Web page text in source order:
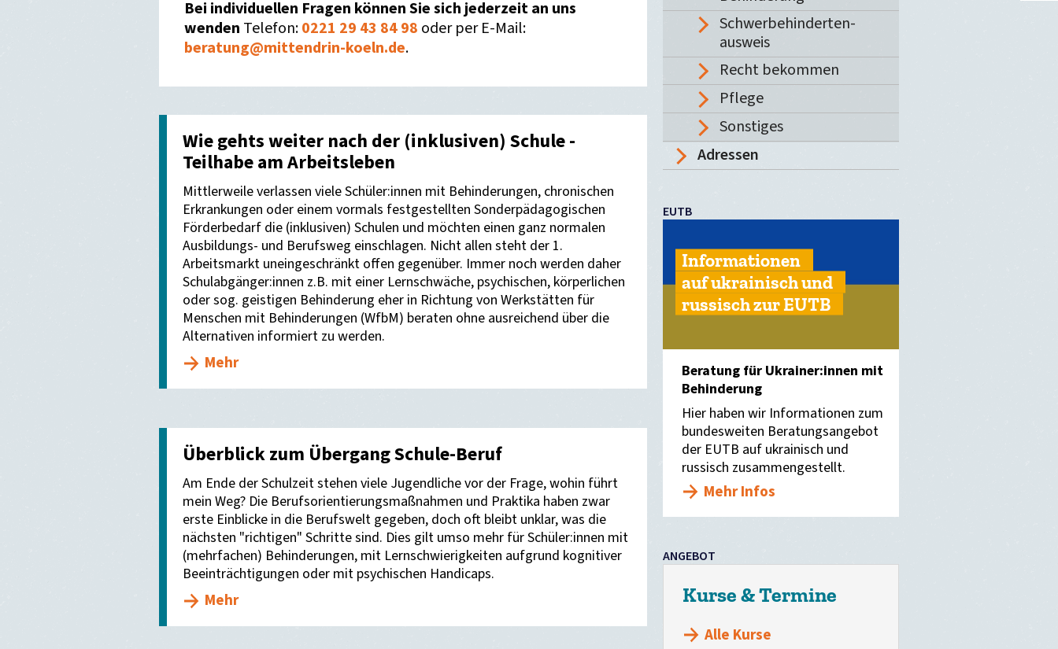
Bei individuellen Fragen können Sie sich jederzeit an uns
wenden Telefon:0221 29 43 84 98 oder per E-Mail:
beratung@mittendrin-koeln.de.
Wie gehts weiter nach der (inklusiven) Schule -
Teilhabe am Arbeitsleben
Mittlerweile verlassen viele Schüler:innen mit Behinderungen, chronischen
Erkrankungen oder einem vormals festgestellten Sonderpädagogischen
Förderbedarf die (inklusiven) Schulen und möchten einen ganz normalen
Ausbildungs- und Berufsweg einschlagen. Nicht allen steht der 1.
Arbeitsmarkt uneingeschränkt offen gegenüber. Immer noch werden daher
Schulabgänger:innen z.B. mit einer Lernschwäche, psychischen, körperlichen
oder sog. geistigen Behinderung eher in Richtung von Werkstätten für
Menschen mit Behinderungen (WfbM) beraten ohne ausreichend über die
Alternativen informiert zu werden.
Mehr
Überblick zum Übergang Schule-Beruf
Am Ende der Schulzeit stehen viele Jugendliche vor der Frage, wohin führt
mein Weg? Die Berufsorientierungsmaßnahmen und Praktika haben zwar
erste Einblicke in die Berufswelt gegeben, doch oft bleibt unklar, was die
nächsten "richtigen" Schritte sind. Dies gilt umso mehr für Schüler:innen mit
(mehrfachen) Behinderungen, mit Lernschwierigkeiten aufgrund kognitiver
Beeinträchtigungen oder mit psychischen Handicaps.
Mehr
Schwerbehinderten-
ausweis
Recht bekommen
Pflege
Sonstiges
Adressen
EUTB
Informationen
auf ukrainisch und
russisch zur EUTB
Beratung für Ukrainer:innen mit
Behinderung
Hier haben wir Informationen zum
bundesweiten Beratungsangebot
der EUTB auf ukrainisch und
russisch zusammengestellt.
Mehr Infos
ANGEBOT
Kurse & Termine
Alle Kurse